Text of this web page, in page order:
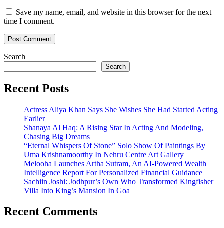
Save my name, email, and website in this browser for the next
time I comment.
Search
Search
Recent Posts
Actress Aliya Khan Says She Wishes She Had Started Acting
Earlier
Shanaya Al Haq: A Rising Star In Acting And Modeling,
Chasing Big Dreams
“Eternal Whispers Of Stone” Solo Show Of Paintings By
Uma Krishnamoorthy In Nehru Centre Art Gallery
Melooha Launches Artha Sutram, An AI-Powered Wealth
Intelligence Report For Personalized Financial Guidance
Sachiin Joshi: Jodhpur’s Own Who Transformed Kingfisher
Villa Into King’s Mansion In Goa
Recent Comments